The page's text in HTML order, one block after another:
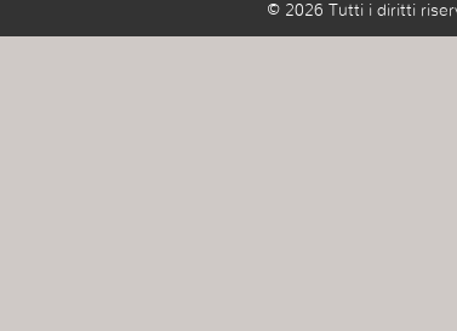
© 2026 Tutti i diritti